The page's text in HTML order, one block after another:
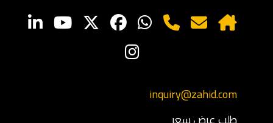
inquiry@zahid.com